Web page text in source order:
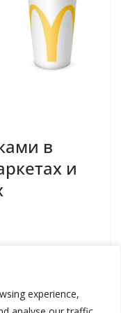
experience,
в
и